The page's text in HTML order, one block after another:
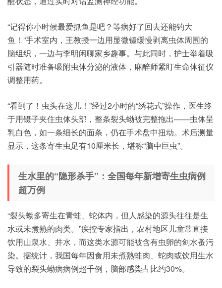
“记得你小时候最爱抓鱼是吧？等病好了回去还能钓大
鱼！”手术室内，王教授一边用显微镊缓慢剥离虫体周围的
脑组织，一边与李明闲聊家乡趣事。与此同时，护士举着吸
引器随时准备吸附虫体分泌的液体，麻醉师紧盯生命体征仪
调整用药。
“看到了！虫头在这儿！”经过2小时的“绣花式”操作，医生终
于用镊子夹住虫体头部，整条裂头蚴被完整拖出——虫体呈
乳白色，如一条细长的面条，仍在手术盘中扭动。术后测量
显示，这条寄生虫足有10厘米长，堪称“脑中巨虫”。
生水里的“隐形杀手”：全国每年新增寄生虫病例
超万例
“裂头蚴多寄生在青蛙、蛇体内，但人感染的源头往往是生
水或未煮熟的肉类。”疾控专家指出，农村地区儿童常直接
饮用山泉水、井水，而这类水源可能被含有虫卵的剑水蚤污
染。据统计，我国每年因食用未煮熟蛙肉、蛇肉或饮用生水
导致的裂头蚴病病例超千例，脑部感染占比约30%。